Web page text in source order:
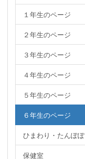
１年生のページ
２年生のページ
３年生のページ
４年生のページ
５年生のページ
６年生のページ
ひまわり・たんぽぽ
保健室